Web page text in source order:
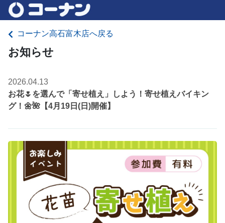
コーナン高石富木店へ戻る
お知らせ
2026.04.13
お花🌷を選んで「寄せ植え」しよう！寄せ植えバイキン
グ！🌼🌺【4月19日(日)開催】